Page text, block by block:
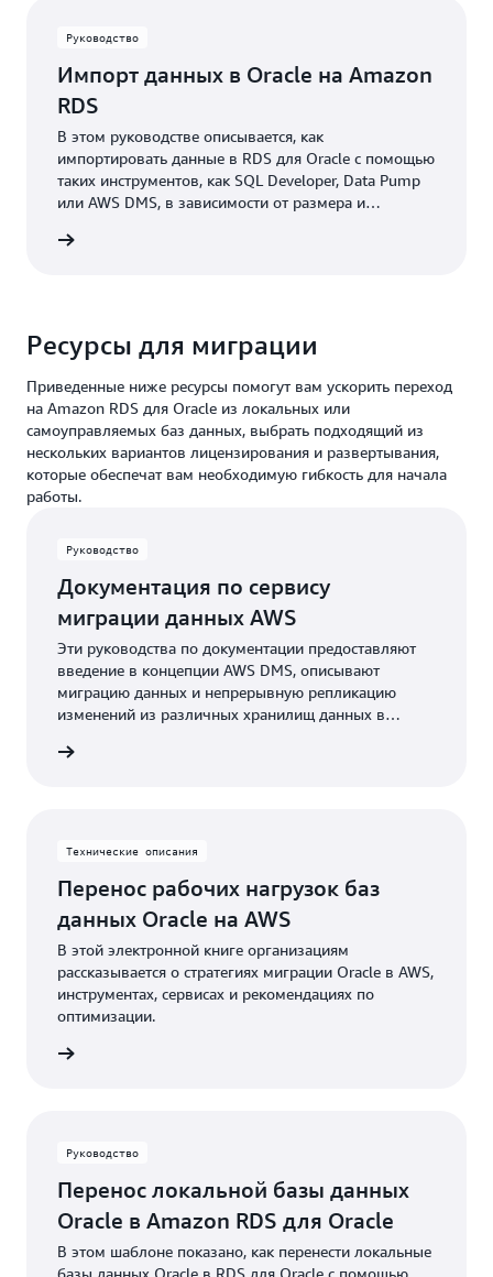
Руководство
Импорт данных в Oracle на Amazon
RDS
В этом руководстве описывается, как
импортировать данные в RDS для Oracle с помощью
таких инструментов, как SQL Developer, Data Pump
или AWS DMS, в зависимости от размера и
Ресурсы для миграции
Приведенные ниже ресурсы помогут вам ускорить переход
на Amazon RDS для Oracle из локальных или
самоуправляемых баз данных, выбрать подходящий из
нескольких вариантов лицензирования и развертывания,
которые обеспечат вам необходимую гибкость для начала
работы.
Руководство
Документация по сервису
миграции данных AWS
Эти руководства по документации предоставляют
введение в концепции AWS DMS, описывают
миграцию данных и непрерывную репликацию
изменений из различных хранилищ данных в
Технические описания
Перенос рабочих нагрузок баз
данных Oracle на AWS
В этой электронной книге организациям
рассказывается о стратегиях миграции Oracle в AWS,
инструментах, сервисах и рекомендациях по
оптимизации.
Руководство
Перенос локальной базы данных
Oracle в Amazon RDS для Oracle
В этом шаблоне показано, как перенести локальные
базы данных Oracle в RDS для Oracle с помощью